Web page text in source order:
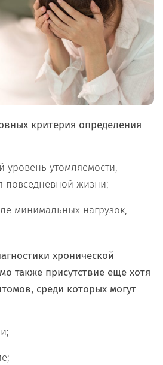
критерия определения
уровень утомляемости,
повседневной жизни;
минимальных нагрузок,
хронической
также присутствие еще хотя
среди которых могут